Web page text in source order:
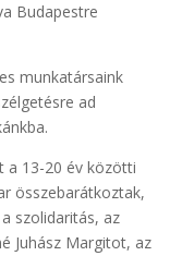
Budapestre
munkatársaink
ad
a 13-20 év közötti
összebarátkoztak,
szolidaritás, az
Juhász Margitot, az